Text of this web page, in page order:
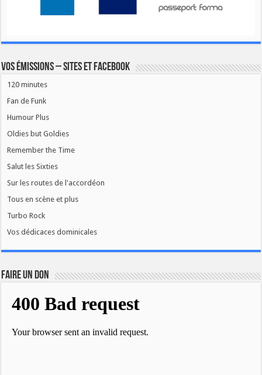
Vos émissions – Sites et Facebook
120 minutes
Fan de Funk
Humour Plus
Oldies but Goldies
Remember the Time
Salut les Sixties
Sur les routes de l'accordéon
Tous en scène et plus
Turbo Rock
Vos dédicaces dominicales
FAIRE UN DON